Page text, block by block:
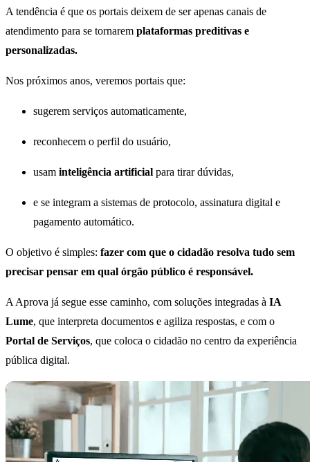
A tendência é que os portais deixem de ser apenas canais de
atendimento para se tornarem plataformas preditivas e
personalizadas.
Nos próximos anos, veremos portais que:
sugerem serviços automaticamente,
reconhecem o perfil do usuário,
usam inteligência artificial para tirar dúvidas,
e se integram a sistemas de protocolo, assinatura digital e
pagamento automático.
O objetivo é simples: fazer com que o cidadão resolva tudo sem
precisar pensar em qual órgão público é responsável.
A Aprova já segue esse caminho, com soluções integradas à IA
Lume, que interpreta documentos e agiliza respostas, e com o
Portal de Serviços, que coloca o cidadão no centro da experiência
pública digital.